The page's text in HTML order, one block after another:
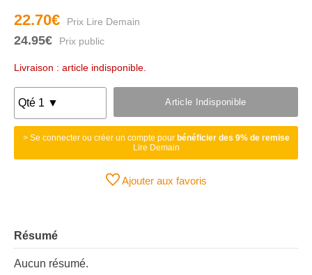
22.70€
24.95€
Livraison : article indisponible.
Article Indisponible
> Se connecter ou créer un compte pour bénéficier des 9% de remise
Lire Demain
Ajouter aux favoris
Résumé
Aucun résumé.